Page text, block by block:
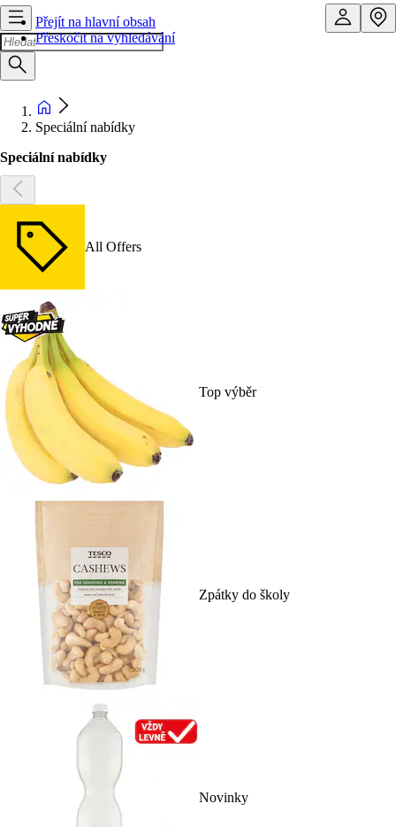
Přejít na hlavní obsah
Přeskočit na vyhledávání
Speciální nabídky
Speciální nabídky
All Offers
Top výběr
Zpátky do školy
Novinky